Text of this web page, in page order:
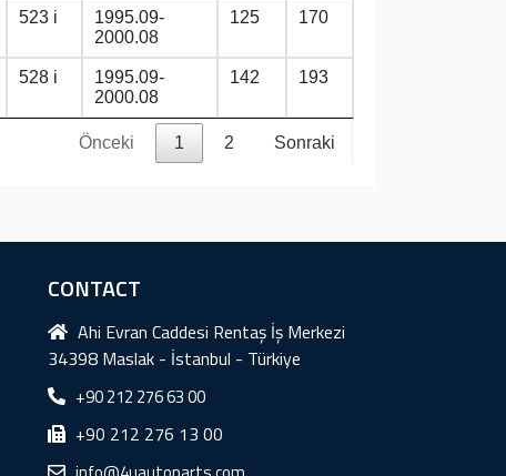
523 i
1995.09-
2000.08
125 170
528 i
1995.09-
2000.08
142 193
Önceki 1 2 Sonraki
CONTACT
Ahi Evran Caddesi Rentaş İş Merkezi
34398 Maslak - İstanbul - Türkiye
+90 212 276 63 00
+90 212 276 13 00